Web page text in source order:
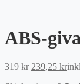
ABS-
319kr Det
239,25 krDet